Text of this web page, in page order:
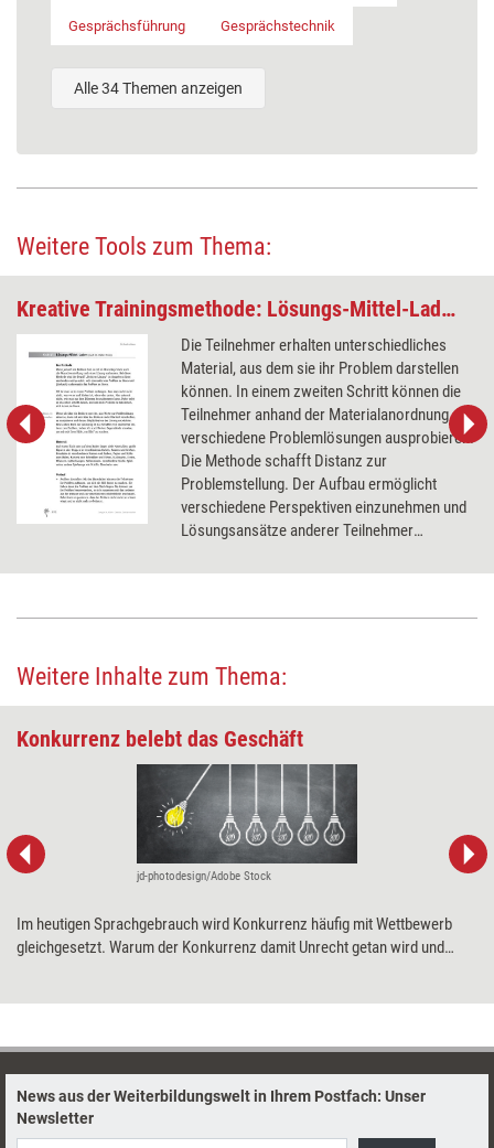
Gesprächsführung Gesprächstechnik
Alle 34 Themen anzeigen
Weitere Tools zum Thema:
Kreative Trainingsmethode: Lösungs-Mittel-Laden
Die Teilnehmer erhalten unterschiedliches
Material, aus dem sie ihr Problem darstellen
können. In einem zweiten Schritt können die
Teilnehmer anhand der Materialanordnung
verschiedene Problemlösungen ausprobieren.
Die Methode schafft Distanz zur
Problemstellung. Der Aufbau ermöglicht
verschiedene Perspektiven einzunehmen und
Lösungsansätze anderer Teilnehmer
Weitere Inhalte zum Thema:
Konkurrenz belebt das Geschäft
jd-photodesign/Adobe Stock
Im heutigen Sprachgebrauch wird Konkurrenz häufig mit Wettbewerb
gleichgesetzt. Warum der Konkurrenz damit Unrecht getan wird und
News aus der Weiterbildungswelt in Ihrem Postfach: Unser
Newsletter